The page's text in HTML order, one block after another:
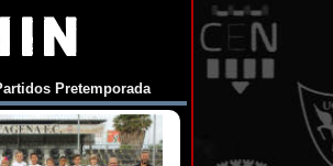
Pretemporada